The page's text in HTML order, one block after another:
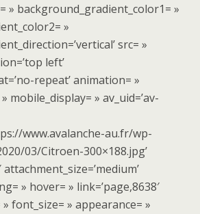
» background_gradient_color1= »
»
src= »
left’
repeat’ animation= »
mobile_display= » av_uid=’av-
www.avalanche-au.fr/wp-
03/Citroen-300×188.jpg’
attachment_size=’medium’
» hover= » link=’page,8638′
font_size= » appearance= »